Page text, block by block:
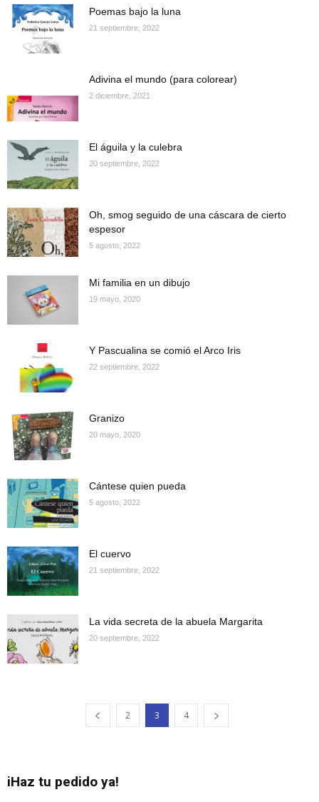
Poemas bajo la luna
21 septiembre, 2022
Adivina el mundo (para colorear)
2 diciembre, 2021
El águila y la culebra
20 septiembre, 2022
Oh, smog seguido de una cáscara de cierto
espesor
5 agosto, 2022
Mi familia en un dibujo
19 mayo, 2020
Y Pascualina se comió el Arco Iris
22 septiembre, 2022
Granizo
20 mayo, 2020
Cántese quien pueda
5 agosto, 2022
El cuervo
21 septiembre, 2022
La vida secreta de la abuela Margarita
20 septiembre, 2022
2 3 4
iHaz tu pedido ya!